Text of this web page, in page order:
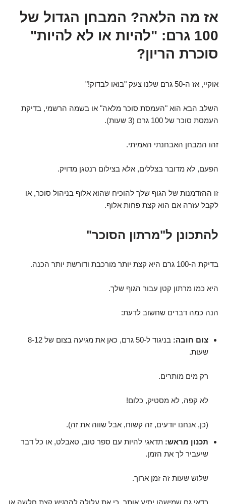
אז מה הלאה? המבחן הגדול של
100 גרם: "להיות או לא להיות"
סוכרת הריון?
אוקיי, אז ה-50 גרם שלנו צעק "בואו לבדוק!"
השלב הבא הוא "העמסת סוכר מלאה" או בשמה הרשמי, בדיקת
העמסת סוכר של 100 גרם (3 שעות).
זהו המבחן האבחנתי האמיתי.
הפעם, לא מדובר בצללים, אלא בצילום רנטגן מדויק.
זו ההזדמנות של הגוף שלך להוכיח שהוא אלוף בניהול סוכר, או
לקבל עזרה אם הוא קצת פחות אלוף.
להתכונן ל"מרתון הסוכר"
בדיקת ה-100 גרם היא קצת יותר מורכבת ודורשת יותר הכנה.
היא כמו מרתון קטן עבור הגוף שלך.
הנה כמה דברים שחשוב לדעת:
צום חובה:
בניגוד ל-50 גרם, כאן את מגיעה בצום של 8-12
שעות.
רק מים מותרים.
לא קפה, לא מסטיק, כלום!
(כן, אנחנו יודעים, זה קשוח, אבל שווה את זה).
תכנון מראש: תדאגי להיות עם ספר טוב, טאבלט, או כל דבר
שיעביר לך את הזמן.
שלוש שעות זה זמן ארוך.
כדאי גם שמישהו יסיע אותך, כי את עלולה להרגיש קצת חלשה או